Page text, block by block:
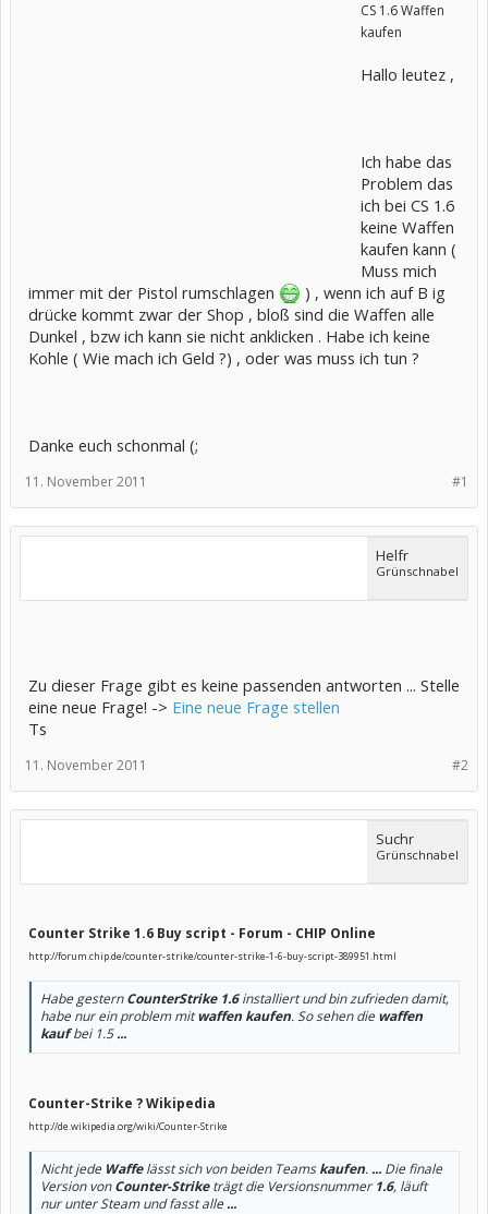
CS 1.6 Waffen
kaufen
Hallo leutez ,
Ich habe das
Problem das
ich bei CS 1.6
keine Waffen
kaufen kann (
Muss mich
immer mit der Pistol rumschlagen
) , wenn ich auf B ig
drücke kommt zwar der Shop , bloß sind die Waffen alle
Dunkel , bzw ich kann sie nicht anklicken . Habe ich keine
Kohle ( Wie mach ich Geld ?) , oder was muss ich tun ?
Danke euch schonmal (;
#1
11. November 2011
Helfr
Grünschnabel
Zu dieser Frage gibt es keine passenden antworten ... Stelle
eine neue Frage! -> Eine neue Frage stellen
Ts
#2
11. November 2011
Suchr
Grünschnabel
Counter Strike 1.6 Buy script - Forum - CHIP Online
http://forum.chip.de/counter-strike/counter-strike-1-6-buy-script-389951.html
Habe gesternCounterStrike 1.6installiert und bin zufrieden damit,
habe nur ein problem mitwaffen kaufen. So sehen diewaffen
kaufbei 1.5...
Counter-Strike ? Wikipedia
http://de.wikipedia.org/wiki/Counter-Strike
Nicht jede Waffelässt sich von beiden Teamskaufen. ... Die finale
Version vonCounter-Striketrägt die Versionsnummer1.6, läuft
nur unter Steam und fasst alle...